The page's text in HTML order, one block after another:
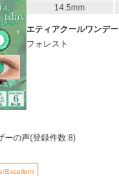
14.5mm
エティアクールワンデー
フォレスト
ーの声(登録件数:8)